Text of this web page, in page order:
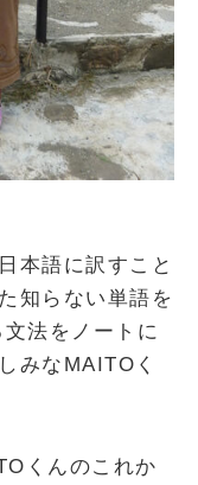
本語に訳すこと
知らない単語を
法をノートに
みなMAITOく
くんのこれか